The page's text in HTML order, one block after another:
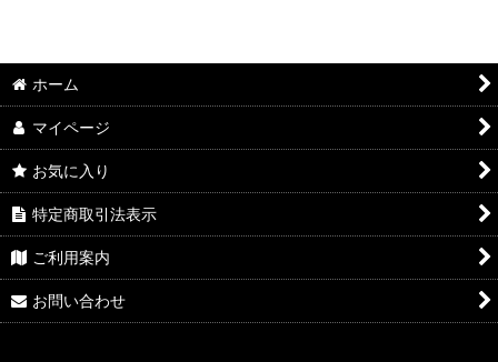
ホーム
マイページ
お気に入り
特定商取引法表示
ご利用案内
お問い合わせ